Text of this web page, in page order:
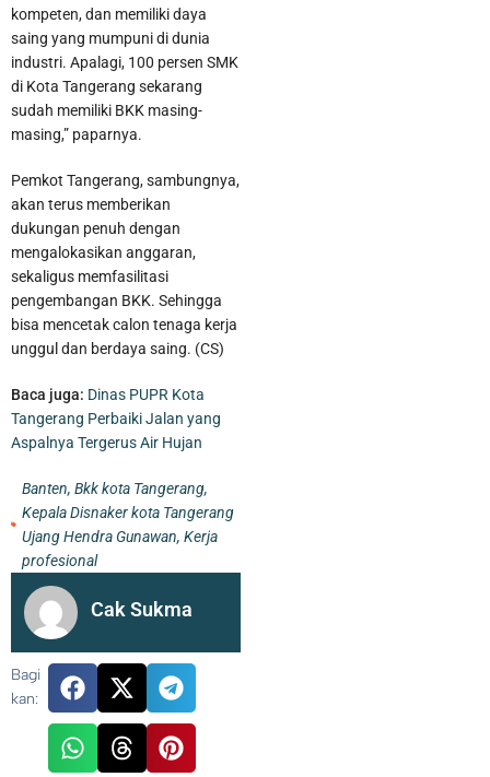
kompeten, dan memiliki daya
saing yang mumpuni di dunia
industri. Apalagi, 100 persen SMK
di Kota Tangerang sekarang
sudah memiliki BKK masing-
masing,” paparnya.
Pemkot Tangerang, sambungnya,
akan terus memberikan
dukungan penuh dengan
mengalokasikan anggaran,
sekaligus memfasilitasi
pengembangan BKK. Sehingga
bisa mencetak calon tenaga kerja
unggul dan berdaya saing. (CS)
Baca juga: Dinas PUPR Kota
Tangerang Perbaiki Jalan yang
Aspalnya Tergerus Air Hujan
Banten, Bkk kota Tangerang,
Kepala Disnaker kota Tangerang
Ujang Hendra Gunawan, Kerja
profesional
Cak Sukma
Bagi
kan: